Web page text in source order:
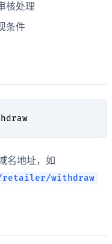
核处理
条件
名地址，如
retailer/withdraw